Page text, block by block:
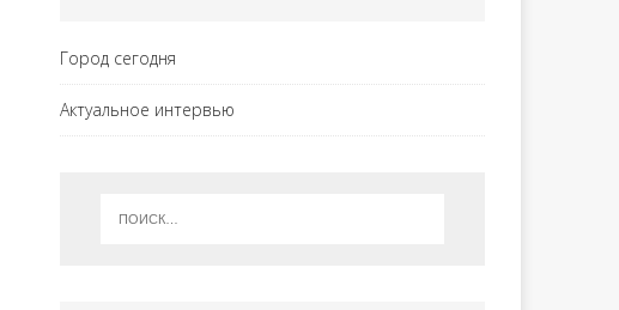
Город сегодня
Актуальное интервью